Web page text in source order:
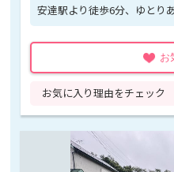
安達駅より徒歩6分、ゆとり
お
お気に入り理由をチェック